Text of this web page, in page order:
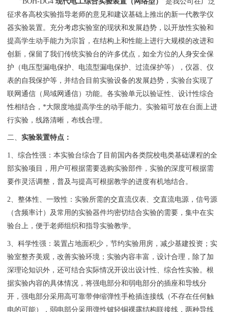
征求各高校实验指导老师的意见和建议基础上推出的新一代教学仪
器实验装置。充分考虑实验室的现状和发展趋势，以开放性实验和
提高学生动手能力为宗旨，在结构上和性能上进行大规模的改进和
创新，保留了我们传统实验台的许多优点，如全方位的人身安全保
护（电压型漏电保护、电流型漏电保护、过流保护等），仪器、仪
表的自我保护等，并结合目前实验设备的发展趋势，实验台实现了
联网通信（局域网通信）功能。各实验单元以验证性、设计性综合
性相结合，*大限度地提高学生的动手能力。实验箱可放在台面上进
行实验，线路清晰，布线合理。
二、实验装置特点：
1、综合性强：本实验台综合了目前国内各类院校电类基础课程的全
部实验项目，用户可根据需要选购实验部件，实验的深度可根据需
要作灵活调整，普及与提高可根据教学的进度有机地结合。
2、整体性、一致性：实验所需的交直流仪表、交直流电源，信号源
（含频率计）及常用的实验器件均密切结合实验的需要，集中在实
验台上，便于老师组织和指导实验教学。
3、科学性强：装置占地面积少，节约实验用房，减少基建投资；实
验室整齐美观，改善实验环境；实验内容丰富，设计合理，除了加
深理论知识外，还可结合实际情况开设出设计性、综合性实验。根
据实验内容的具体情况，将强电部分和弱电部分的插座和导线分
开，强电部分采用高可靠带伸缩弹性手枪插连接线（不存在任何触
电的可能），弱电部分采用弹性铍轻铜裸露结构联接线，两种导线